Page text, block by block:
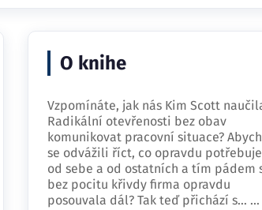
O knihe
Vzpomínáte, jak nás Kim Scott
Radikální otevřenosti bez obav
komunikovat pracovní situace?
se odvážili říct, co opravdu
od sebe a od ostatních a tím pádem
bez pocitu křivdy firma opravdu
posouvala dál? Tak teď přichází s… ...